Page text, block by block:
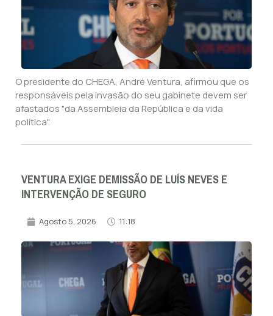
O presidente do CHEGA, André Ventura, afirmou que os
responsáveis pela invasão do seu gabinete devem ser
afastados "da Assembleia da República e da vida
política".
VENTURA EXIGE DEMISSÃO DE LUÍS NEVES E
INTERVENÇÃO DE SEGURO
Agosto 5, 2026 11:18